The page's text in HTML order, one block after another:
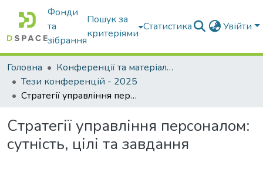
Фонди
та
зібрання
Пошук за
критеріями
Статистика Увійти
Головна
Конференції та матеріали конференцій
Тези конференцій - 2025
Стратегії управління персоналом: сутність, цілі та завдання
Стратегії управління персоналом:
сутність, цілі та завдання